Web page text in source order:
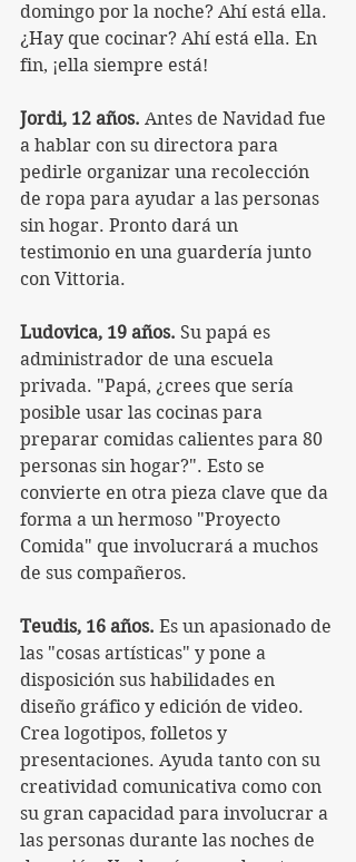
domingo por la noche? Ahí está ella.
¿Hay que cocinar? Ahí está ella. En
fin, ¡ella siempre está!
Jordi, 12 años. Antes de Navidad fue
a hablar con su directora para
pedirle organizar una recolección
de ropa para ayudar a las personas
sin hogar. Pronto dará un
testimonio en una guardería junto
con Vittoria.
Ludovica, 19 años. Su papá es
administrador de una escuela
privada. "Papá, ¿crees que sería
posible usar las cocinas para
preparar comidas calientes para 80
personas sin hogar?". Esto se
convierte en otra pieza clave que da
forma a un hermoso "Proyecto
Comida" que involucrará a muchos
de sus compañeros.
Teudis, 16 años. Es un apasionado de
las "cosas artísticas" y pone a
disposición sus habilidades en
diseño gráfico y edición de video.
Crea logotipos, folletos y
presentaciones. Ayuda tanto con su
creatividad comunicativa como con
su gran capacidad para involucrar a
las personas durante las noches de